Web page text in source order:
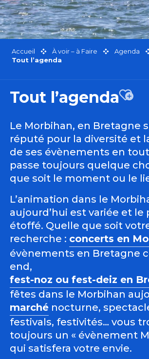
Accueil À voir – à Faire
Agenda
Tout l’agenda
Tout l’agenda
Le Morbihan, en Bretagne
réputé pour la diversité et
de ses évènements en
passe toujours quelque
que soit le moment ou le
L’animation dans le
aujourd’hui est variée et le
étoffé. Quelle que soit
recherche : concerts en
évènements en Bretagne
end,
fest-noz ou fest-deiz en
fêtes dans le Morbihan
marché nocturne,
festivals, festivités… vous
toujours un « évènement
qui satisfera votre envie.